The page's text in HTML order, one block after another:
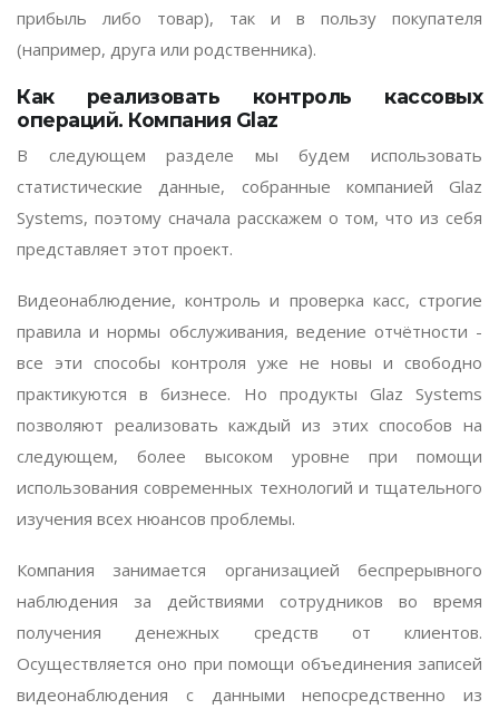
прибыль либо товар), так и в пользу покупателя
(например, друга или родственника).
Как реализовать контроль кассовых
операций. Компания Glaz
В следующем разделе мы будем использовать
статистические данные, собранные компанией Glaz
Systems, поэтому сначала расскажем о том, что из себя
представляет этот проект.
Видеонаблюдение, контроль и проверка касс, строгие
правила и нормы обслуживания, ведение отчётности -
все эти способы контроля уже не новы и свободно
практикуются в бизнесе. Но продукты Glaz Systems
позволяют реализовать каждый из этих способов на
следующем, более высоком уровне при помощи
использования современных технологий и тщательного
изучения всех нюансов проблемы.
Компания занимается организацией беспрерывного
наблюдения за действиями сотрудников во время
получения денежных средств от клиентов.
Осуществляется оно при помощи объединения записей
видеонаблюдения с данными непосредственно из